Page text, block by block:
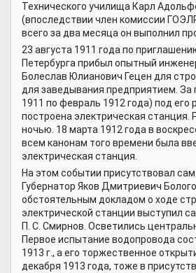
Технического училища Карл
(впоследствии член комиссии
всего за два месяца он выполнил
23 августа 1911 года по
Петербурга прибыл опытный
Болеслав Юлианович Гецен для
для заведывания предприятием. За
1911 по февраль 1912 года) под его
построена электрическая станция.
ночью. 18 марта 1912 года в
всем канонам того времени была
электрическая станция.
На этом событии присутствовал
Губернатор Яков Дмитриевич
обстоятельным докладом о ходе
электрической станции выступил
П. С. Смирнов. Осветились
Первое испытание водопровода
1913 г., а его торжественное
декабря 1913 года, тоже в